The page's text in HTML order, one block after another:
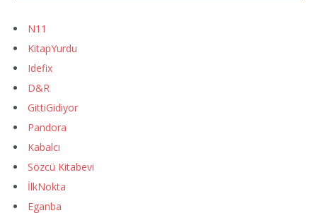
N11
KitapYurdu
Idefix
D&R
GittiGidiyor
Pandora
Kabalcı
Sözcü Kitabevi
İlkNokta
Eganba